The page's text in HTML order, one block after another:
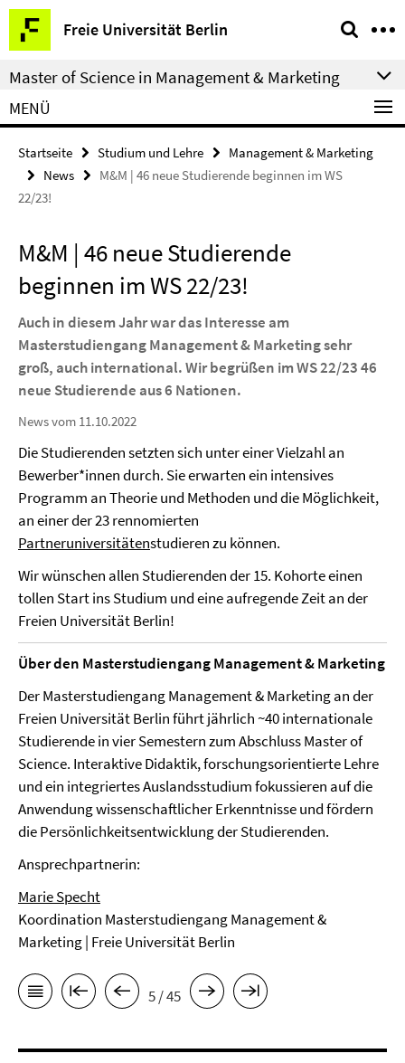
Springe
direkt
zu
Inhalt
Freie Universität Berlin
Service-
Navigation
Master of Science in Management & Marketing
MENÜ
Startseite Studium und Lehre
Management & Marketing
News
M&M | 46 neue Studierende beginnen im WS
22/23!
M&M | 46 neue Studierende
beginnen im WS 22/23!
Auch in diesem Jahr war das Interesse am
Masterstudiengang Management & Marketing sehr
groß, auch international. Wir begrüßen im WS 22/23 46
neue Studierende aus 6 Nationen.
News vom 11.10.2022
Die Studierenden setzten sich unter einer Vielzahl an
Bewerber*innen durch. Sie erwarten ein intensives
Programm an Theorie und Methoden und die Möglichkeit,
an einer der 23 rennomierten
Partneruniversitätenstudieren zu können.
Wir wünschen allen Studierenden der 15. Kohorte einen
tollen Start ins Studium und eine aufregende Zeit an der
Freien Universität Berlin!
Über den Masterstudiengang Management & Marketing
Der Masterstudiengang Management & Marketing an der
Freien Universität Berlin führt jährlich ~40 internationale
Studierende in vier Semestern zum Abschluss Master of
Science. Interaktive Didaktik, forschungsorientierte Lehre
und ein integriertes Auslandsstudium fokussieren auf die
Anwendung wissenschaftlicher Erkenntnisse und fördern
die Persönlichkeitsentwicklung der Studierenden.
Ansprechpartnerin:
Marie Specht
Koordination Masterstudiengang Management &
Marketing | Freie Universität Berlin
5 / 45